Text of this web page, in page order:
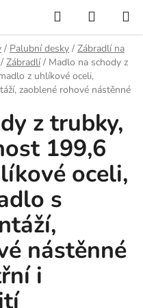
Hledat
KOŠÍK
/ Palubní desky / Zábradlí na
/ Zábradlí / Madlo na schody z
z uhlíkové oceli,
zaoblené rohové nástěnné
z trubky,
199,6
oceli,
s
nástěnné
i